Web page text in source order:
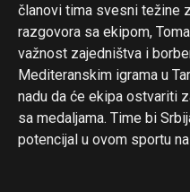
članovi tima svesni težine
razgovora sa ekipom,
važnost zajedništva i
Mediteranskim igrama u
nadu da će ekipa ostvariti
sa medaljama. Time bi
potencijal u ovom sportu